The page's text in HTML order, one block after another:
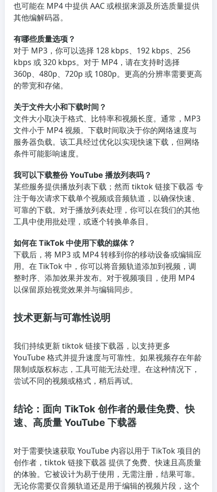
也可能在 MP4 中提供 AAC 或根据来源及所选质量提供
其他编解码器。
有哪些质量选项？
对于 MP3，你可以选择 128 kbps、192 kbps、256
kbps 或 320 kbps。对于 MP4，请在支持时选择
360p、480p、720p 或 1080p。更高的分辨率需要更高
的带宽和存储。
关于文件大小和下载时间？
文件大小取决于格式、比特率和视频长度。通常，MP3
文件小于 MP4 视频。下载时间取决于你的网络速度与
服务器负载。该工具经过优化以实现快速下载，但网络
条件可能影响速度。
我可以下载整份 YouTube 播放列表吗？
某些服务提供播放列表下载；然而 tiktok 链接下载器 专
注于每次请求下载单个视频或音频轨道，以确保快速、
可靠的下载。对于播放列表处理，你可以在我们的其他
工具中使用批处理，或逐个转换单条目。
如何在 TikTok 中使用下载的媒体？
下载后，将 MP3 或 MP4 转移到你的移动设备或编辑应
用。在 TikTok 中，你可以将音频轨道添加到视频，调
整时序、添加效果并发布。对于视频项目，使用 MP4
以保留原始视觉效果并与编辑同步。
技术更新与可靠性说明
我们持续更新 tiktok 链接下载器，以支持更多
YouTube 格式并提升速度与可靠性。如果视频存在年龄
限制或版权标志，工具可能无法处理。在这种情况下，
尝试不同的视频或格式，稍后再试。
结论：面向 TikTok 创作者的最佳免费、快
速、高质量 YouTube 下载器
对于需要快速获取 YouTube 内容以用于 TikTok 项目的
创作者，tiktok 链接下载器 提供了免费、快速且高质量
的体验。它被设计为易于使用，无需注册，结果可靠。
无论你需要仅音频轨道还是用于编辑的视频片段，这个